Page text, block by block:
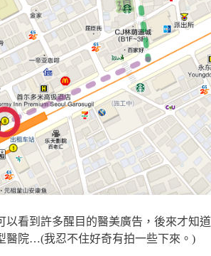
以看到許多醒目的醫美廣告，後來才知道
醫院…(我忍不住好奇有拍一些下來。)